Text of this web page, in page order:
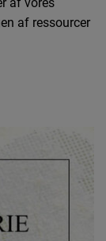
af ressourcer